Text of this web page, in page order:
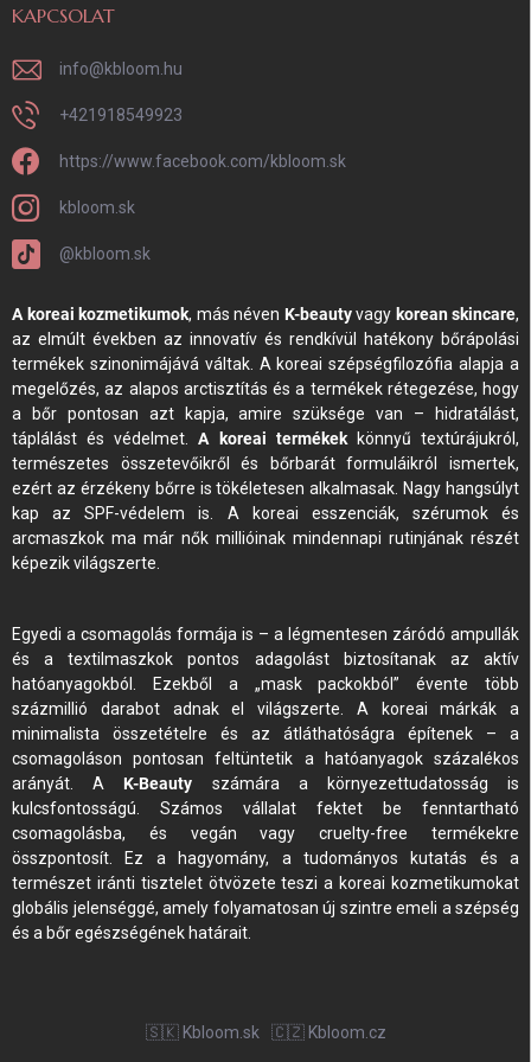
KAPCSOLAT
info@kbloom.hu
+421918549923
https://www.facebook.com/kbloom.sk
kbloom.sk
@kbloom.sk
A koreai kozmetikumok, más néven K-beautyvagy korean skincare,
az elmúlt években az innovatív és rendkívül hatékony bőrápolási
termékek szinonimájává váltak. A koreai szépségfilozófia alapja a
megelőzés, az alapos arctisztítás és a termékek rétegezése, hogy
a bőr pontosan azt kapja, amire szüksége van – hidratálást,
táplálást és védelmet.A koreai termékekkönnyű textúrájukról,
természetes összetevőikről és bőrbarát formuláikról ismertek,
ezért az érzékeny bőrre is tökéletesen alkalmasak. Nagy hangsúlyt
kap az SPF-védelem is. A koreai esszenciák, szérumok és
arcmaszkok ma már nők millióinak mindennapi rutinjának részét
képezik világszerte.
Egyedi a csomagolás formája is – a légmentesen záródó ampullák
és a textilmaszkok pontos adagolást biztosítanak az aktív
hatóanyagokból. Ezekből a „mask packokból” évente több
százmillió darabot adnak el világszerte. A koreai márkák a
minimalista összetételre és az átláthatóságra építenek – a
csomagoláson pontosan feltüntetik a hatóanyagok százalékos
arányát. A K-Beauty számára a környezettudatosság is
kulcsfontosságú. Számos vállalat fektet be fenntartható
csomagolásba, és vegán vagy cruelty-free termékekre
összpontosít. Ez a hagyomány, a tudományos kutatás és a
természet iránti tisztelet ötvözete teszi a koreai kozmetikumokat
globális jelenséggé, amely folyamatosan új szintre emeli a szépség
és a bőr egészségének határait.
🇸🇰 Kbloom.sk 🇨🇿 Kbloom.cz